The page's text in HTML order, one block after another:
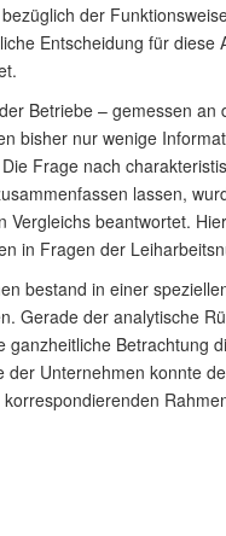
der
Entscheidung für
Betriebe – gemessen
bisher nur wenige
Frage nach
lassen,
Vergleichs beantwortet.
in Fragen der
bestand in einer
Gerade der analytische
ganzheitliche Betrachtung
der Unternehmen konnte